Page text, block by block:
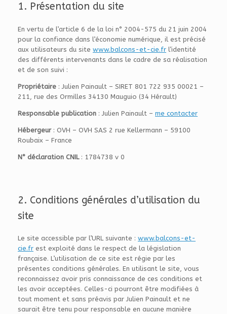
1. Présentation du site
En vertu de l’article 6 de la loi n° 2004-575 du 21 juin 2004
pour la confiance dans l’économie numérique, il est précisé
aux utilisateurs du site www.balcons-et-cie.fr l’identité
des différents intervenants dans le cadre de sa réalisation
et de son suivi :
Propriétaire : Julien Painault – SIRET 801 722 935 00021 –
211, rue des Ormilles 34130 Mauguio (34 Hérault)
Responsable publication : Julien Painault – me contacter
Hébergeur: OVH – OVH SAS 2 rue Kellermann – 59100
Roubaix – France
N° déclaration CNIL: 1784738 v 0
2. Conditions générales d’utilisation du
site
Le site accessible par l’URL suivante : www.balcons-et-
cie.fr est exploité dans le respect de la législation
française. L’utilisation de ce site est régie par les
présentes conditions générales. En utilisant le site, vous
reconnaissez avoir pris connaissance de ces conditions et
les avoir acceptées. Celles-ci pourront être modifiées à
tout moment et sans préavis par Julien Painault et ne
saurait être tenu pour responsable en aucune manière